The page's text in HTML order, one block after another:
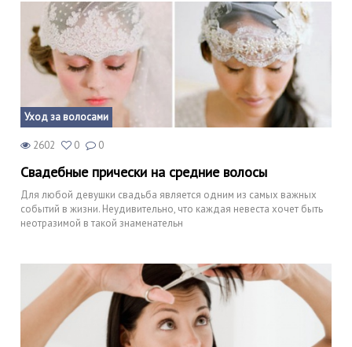
Уход за волосами
2602 0 0
Свадебные прически на средние волосы
Для любой девушки свадьба является одним из самых важных
событий в жизни. Неудивительно, что каждая невеста хочет быть
неотразимой в такой знаменательн